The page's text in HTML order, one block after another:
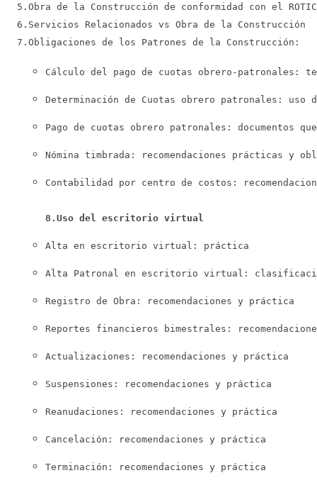
5.Obra de la Construcción de conformidad con el ROTIC
6.Servicios Relacionados vs Obra de la Construcción
7.Obligaciones de los Patrones de la Construcción:
Cálculo del pago de cuotas obrero-patronales:
Determinación de Cuotas obrero patronales: uso
Pago de cuotas obrero patronales: documentos
Nómina timbrada: recomendaciones prácticas y
Contabilidad por centro de costos:
8.Uso del escritorio virtual
Alta en escritorio virtual: práctica
Alta Patronal en escritorio virtual:
Registro de Obra: recomendaciones y práctica
Reportes financieros bimestrales:
Actualizaciones: recomendaciones y práctica
Suspensiones: recomendaciones y práctica
Reanudaciones: recomendaciones y práctica
Cancelación: recomendaciones y práctica
Terminación: recomendaciones y práctica